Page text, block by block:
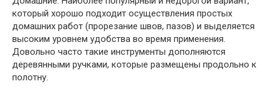
который хорошо подходит осуществления простых
домашних работ (прорезание швов, пазов) и выделяется
высоким уровнем удобства во время применения.
Довольно часто такие инструменты дополняются
деревянными ручками, которые размещены продольно к
полотну.